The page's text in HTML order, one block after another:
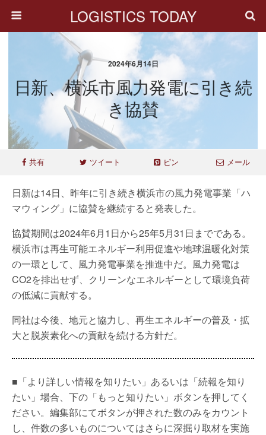
LOGISTICS TODAY
2024年6月14日
日新、横浜市風力発電に引き続
き協賛
共有 ツイート ピン メール
日新は14日、昨年に引き続き横浜市の風力発電事業「ハ
マウィング」に協賛を継続すると発表した。
協賛期間は2024年6月1日から25年5月31日までである。
横浜市は再生可能エネルギー利用促進や地球温暖化対策
の一環として、風力発電事業を推進中だ。風力発電は
CO2を排出せず、クリーンなエネルギーとして環境負荷
の低減に貢献する。
同社は今後、地元と協力し、再生エネルギーの普及・拡
大と脱炭素化への貢献を続ける方針だ。
■「より詳しい情報を知りたい」あるいは「続報を知り
たい」場合、下の「もっと知りたい」ボタンを押してく
ださい。編集部にてボタンが押された数のみをカウント
し、件数の多いものについてはさらに深掘り取材を実施